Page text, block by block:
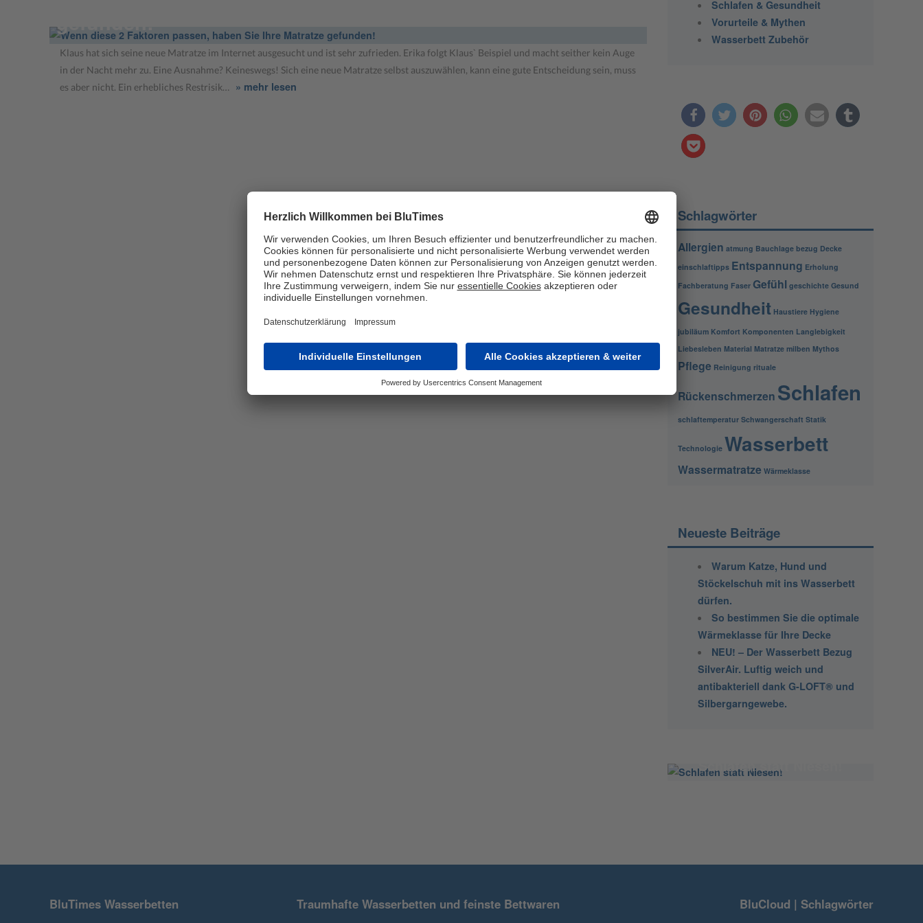
gefunden!
Klaus hat sich seine neue Matratze im Internet ausgesucht und ist sehr zufrieden. Erika folgt Klaus` Beispiel und macht seither kein Auge
in der Nacht mehr zu. Eine Ausnahme? Keineswegs! Sich eine neue Matratze selbst auszuwählen, kann eine gute Entscheidung sein, muss
es aber nicht. Ein erhebliches Restrisik… » mehr lesen
Schlafen & Gesundheit
Vorurteile & Mythen
Wasserbett Zubehör
Schlagwörter
Allergien atmung Bauchlage bezug Decke
einschlaftipps Entspannung Erholung
Fachberatung Faser Gefühl geschichte Gesund
Gesundheit Haustiere Hygiene
jubiläum Komfort Komponenten Langlebigkeit
Liebesleben Material Matratze milben Mythos
Pflege Reinigung rituale
Rückenschmerzen Schlafen
schlaftemperatur Schwangerschaft Statik
Technologie Wasserbett
Wassermatratze Wärmeklasse
Neueste Beiträge
Warum Katze, Hund und
Stöckelschuh mit ins Wasserbett
dürfen.
So bestimmen Sie die optimale
Wärmeklasse für Ihre Decke
NEU! – Der Wasserbett Bezug
SilverAir. Luftig weich und
antibakteriell dank G-LOFT® und
Silbergarngewebe.
Schlafen statt Niesen!
BluTimes Wasserbetten Traumhafte Wasserbetten und feinste Bettwaren BluCloud | Schlagwörter